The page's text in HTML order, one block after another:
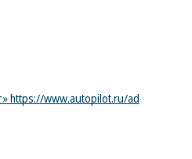
https://www.autopilot.ru/ad